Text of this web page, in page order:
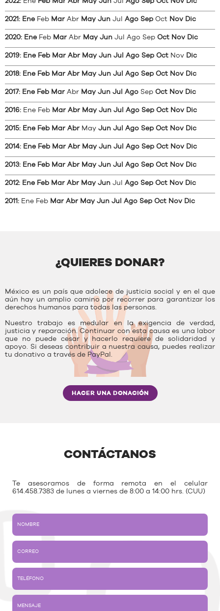
2021: Ene Feb Mar Abr May Jun Jul Ago Sep Oct Nov Dic
2020: Ene Feb Mar Abr May Jun Jul Ago Sep Oct Nov Dic
2019: Ene Feb Mar Abr May Jun Jul Ago Sep Oct Nov Dic
2018: Ene Feb Mar Abr May Jun Jul Ago Sep Oct Nov Dic
2017: Ene Feb Mar Abr May Jun Jul Ago Sep Oct Nov Dic
2016: Ene Feb Mar Abr May Jun Jul Ago Sep Oct Nov Dic
2015: Ene Feb Mar Abr May Jun Jul Ago Sep Oct Nov Dic
2014: Ene Feb Mar Abr May Jun Jul Ago Sep Oct Nov Dic
2013: Ene Feb Mar Abr May Jun Jul Ago Sep Oct Nov Dic
2012: Ene Feb Mar Abr May Jun Jul Ago Sep Oct Nov Dic
2011: Ene Feb Mar Abr May Jun Jul Ago Sep Oct Nov Dic
¿QUIERES DONAR?
México es un país que adolece de justicia social y en el que
aún hay un amplio camino por recorrer para garantizar los
derechos humanos para todas las personas.
Nuestro trabajo es medular en la exigencia de verdad,
justicia y reparación. Continuar con esta causa es una labor
que no puede cesar y hacerlo requiere de solidaridad y
apoyo. Si deseas contribuir a nuestra causa, puedes realizar
tu donativo a través de PayPal.
HACER UNA DONACIÓN
CONTÁCTANOS
Te asesoramos de forma remota en el celular
614.458.7383 de lunes a viernes de 8:00 a 14:00 hrs. (CUU)